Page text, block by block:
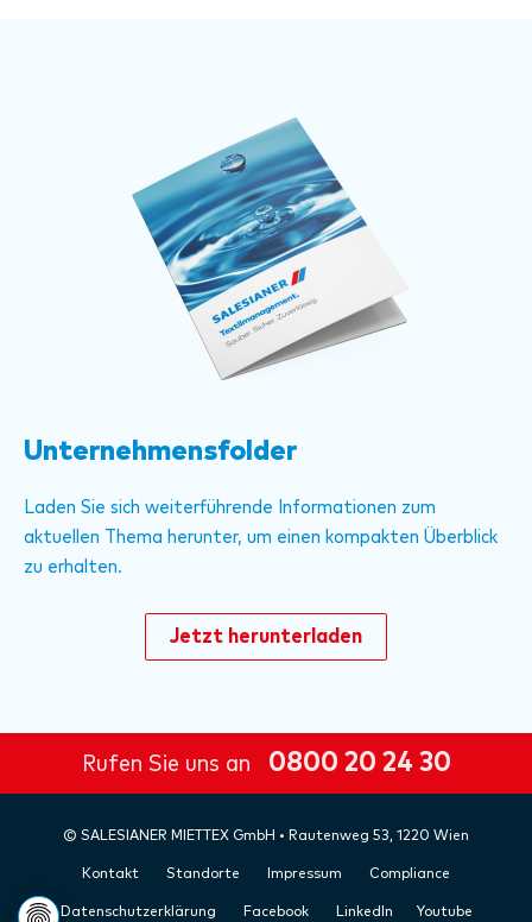
Unternehmensfolder
Laden Sie sich weiterführende Informationen zum
aktuellen Thema herunter, um einen kompakten Überblick
zu erhalten.
Jetzt herunterladen
Rufen Sie uns an 0800 20 24 30
© SALESIANER MIETTEX GmbH • Rautenweg 53, 1220 Wien
Kontakt Standorte Impressum Compliance
Datenschutzerklärung Facebook LinkedIn Youtube